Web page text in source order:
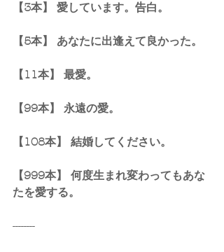
【3本】 愛しています。告白。
【5本】 あなたに出逢えて良かった。
【11本】 最愛。
【99本】 永遠の愛。
【108本】 結婚してください。
【999本】 何度生まれ変わってもあな
たを愛する。
--------